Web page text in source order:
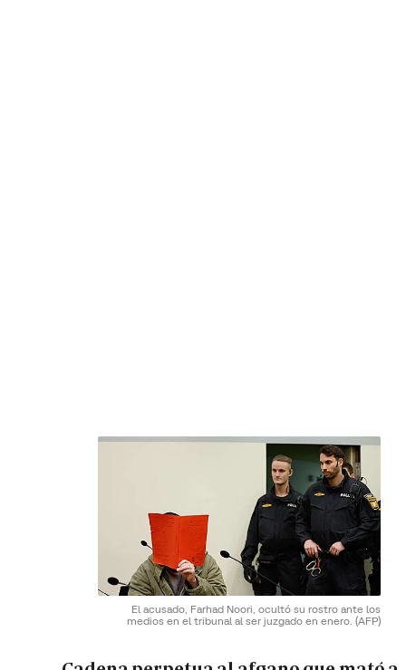
El acusado, Farhad Noori, ocultó su rostro ante los
medios en el tribunal al ser juzgado en enero. (AFP)